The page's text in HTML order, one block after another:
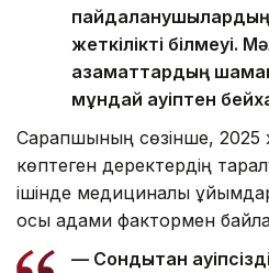
пайдаланушылардың
жеткілікті білмеуі.
азаматтардың
мұндай қауіптен
Сарапшының сөзінше, 2025
көптеген деректердің
ішінде медициналық
осы адами фактормен
— Сондықтан